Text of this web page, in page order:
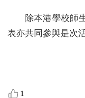
除本港學校師
表亦共同參與是次活
1